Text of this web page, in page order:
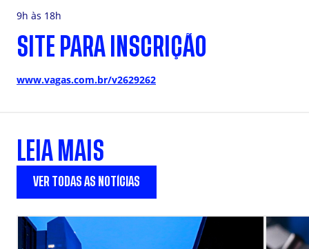
9h às 18h
SITE PARA INSCRIÇÃO
www.vagas.com.br/v2629262
LEIA MAIS
VER TODAS AS NOTÍCIAS